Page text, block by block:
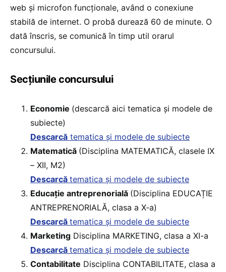
web și microfon funcționale, având o conexiune
stabilă de internet. O probă durează 60 de minute. O
dată înscris, se comunică în timp util orarul
concursului.
Secțiunile concursului
Economie (descarcă aici tematica și modele de
subiecte)
Descarcă tematica și modele de subiecte
Matematică (Disciplina MATEMATICĂ, clasele IX
– XII, M2)
Descarcă tematica și modele de subiecte
Educație antreprenorială (Disciplina EDUCAȚIE
ANTREPRENORIALĂ, clasa a X-a)
Descarcă tematica și modele de subiecte
Marketing Disciplina MARKETING, clasa a XI-a
Descarcă tematica și modele de subiecte
Contabilitate Disciplina CONTABILITATE, clasa a